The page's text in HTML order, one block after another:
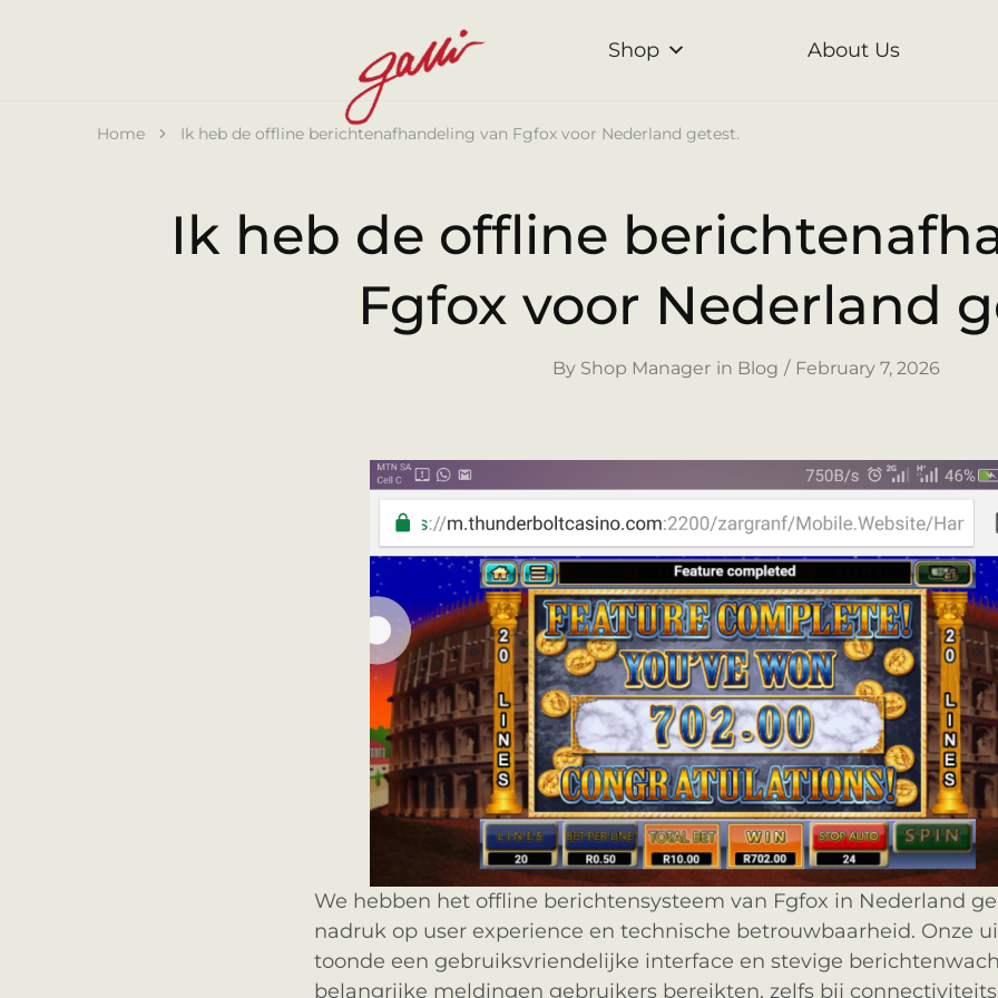
Shop About Us
Home Ik heb de offline berichtenafhandeling van Fgfox voor Nederland getest.
Ik heb de offline
Fgfox voor Nederland
By Shop Manager in Blog February 7, 2026
We hebben het offline berichtensysteem van Fgfox in Nederland
nadruk op user experience en technische betrouwbaarheid. Onze
toonde een gebruiksvriendelijke interface en stevige
belangrijke meldingen gebruikers bereikten, zelfs bij